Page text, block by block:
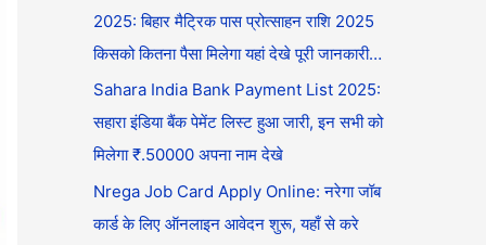
2025: बिहार मैट्रिक पास प्रोत्साहन राशि 2025
किसको कितना पैसा मिलेगा यहां देखे पूरी जानकारी…
Sahara India Bank Payment List 2025:
सहारा इंडिया बैंक पेमेंट लिस्ट हुआ जारी, इन सभी को
मिलेगा ₹.50000 अपना नाम देखे
Nrega Job Card Apply Online: नरेगा जॉब
कार्ड के लिए ऑनलाइन आवेदन शुरू, यहाँ से करे